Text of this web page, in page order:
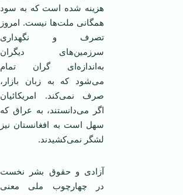
هزینه شده است که به سود
همگانی ملت‌ها نیست. امروز
تصرف و نگهداری
سرزمین‌های دیگران
به‌اندازه‌ای گران تمام
می‌شود که به زبان بازار،
صرف نمی‌کند. امریکائیان
اگر می‌دانستند، به عراق که
سهل است به افغانستان نیز
لشگر نمی‌کشیدند.
آزادی و حقوق بشر نخست
در چهارچوب ملی معنی